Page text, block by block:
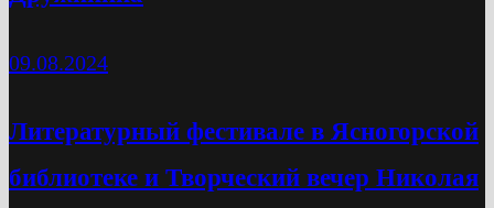
09.08.2024
Литературный фестивале в Ясногорской
библиотеке и Творческий вечер Николая